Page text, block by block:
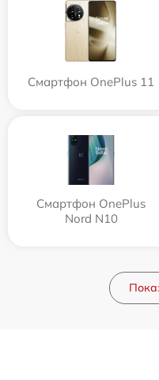
Смартфон OnePlus 11
Смартфон OnePlus
Nord N10